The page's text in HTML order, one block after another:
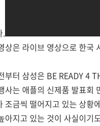
.
상은 라이브 영상으로 한국
부터 삼성은 BE READY 4
사는 애플의 신제품 발표회
조금씩 떨어지고 있는 상황
아지고 있는 것이 사실이기